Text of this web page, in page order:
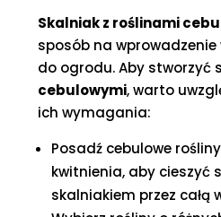
Skalniak z roślinami
sposób na
do ogrodu. Aby stworzyć
cebulowymi, warto
ich wymagania:
Posadź cebulowe
kwitnienia, aby cieszyć
skalniakiem przez całą